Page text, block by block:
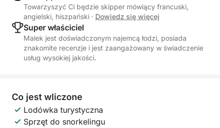
Towarzyszyć Ci będzie skipper mówiący francuski,
angielski, hiszpański · Dowiedz się więcej
Super właściciel
Malek jest doświadczonym najemcą łodzi, posiada
znakomite recenzje i jest zaangażowany w świadczenie
usług wysokiej jakości.
Co jest wliczone
Lodówka turystyczna
Sprzęt do snorkelingu